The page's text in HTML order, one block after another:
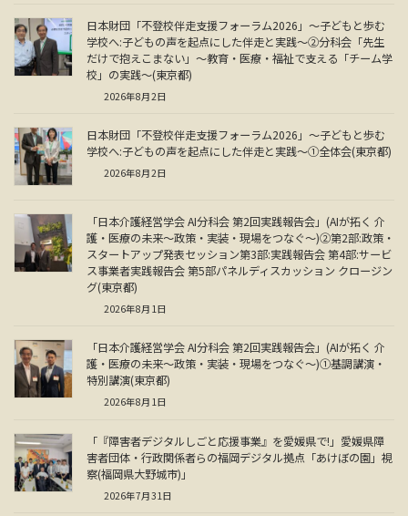
日本財団「不登校伴走支援フォーラム2026」～子どもと歩む
学校へ:子どもの声を起点にした伴走と実践～②分科会「先生
だけで抱えこまない」～教育・医療・福祉で支える「チーム学
校」の実践～(東京都)
2026年8月2日
日本財団「不登校伴走支援フォーラム2026」～子どもと歩む
学校へ:子どもの声を起点にした伴走と実践～①全体会(東京都)
2026年8月2日
「日本介護経営学会 AI分科会 第2回実践報告会」(AIが拓く 介
護・医療の未来～政策・実装・現場をつなぐ～)②第2部:政策・
スタートアップ発表セッション第3部:実践報告会 第4部:サービ
ス事業者実践報告会 第5部パネルディスカッション クロージン
グ(東京都)
2026年8月1日
「日本介護経営学会 AI分科会 第2回実践報告会」(AIが拓く 介
護・医療の未来～政策・実装・現場をつなぐ～)①基調講演・
特別講演(東京都)
2026年8月1日
「『障害者デジタルしごと応援事業』を愛媛県で!」愛媛県障
害者団体・行政関係者らの福岡デジタル拠点「あけぼの園」視
察(福岡県大野城市)」
2026年7月31日